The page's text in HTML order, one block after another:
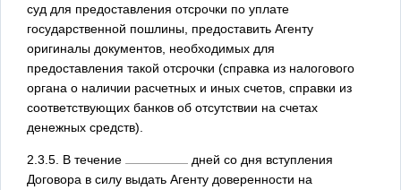
суд для предоставления отсрочки по уплате
государственной пошлины, предоставить Агенту
оригиналы документов, необходимых для
предоставления такой отсрочки (справка из налогового
органа о наличии расчетных и иных счетов, справки из
соответствующих банков об отсутствии на счетах
денежных средств).
2.3.5. В течение
дней со дня вступления
Договора в силу выдать Агенту доверенности на